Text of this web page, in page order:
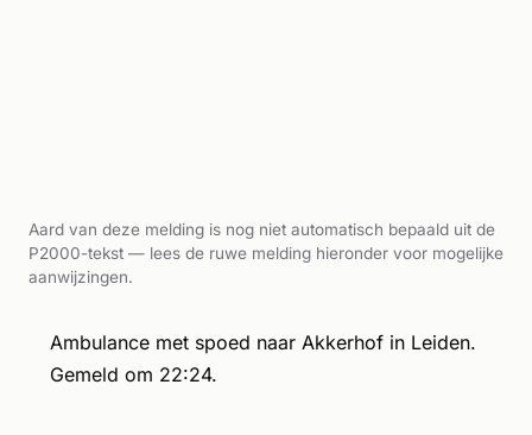
Aard van deze melding is nog niet automatisch bepaald uit de
P2000-tekst — lees de ruwe melding hieronder voor mogelijke
aanwijzingen.
Ambulance met spoed naar Akkerhof in Leiden.
Gemeld om 22:24.